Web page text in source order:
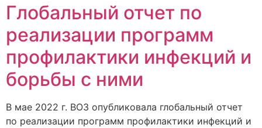
Глобальный отчет по
реализации программ
профилактики инфекций и
борьбы с ними
В мае 2022 г. ВОЗ опубликовала глобальный отчет
по реализации программ профилактики инфекций и